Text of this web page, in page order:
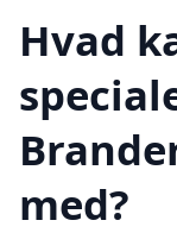
Hvad
med?